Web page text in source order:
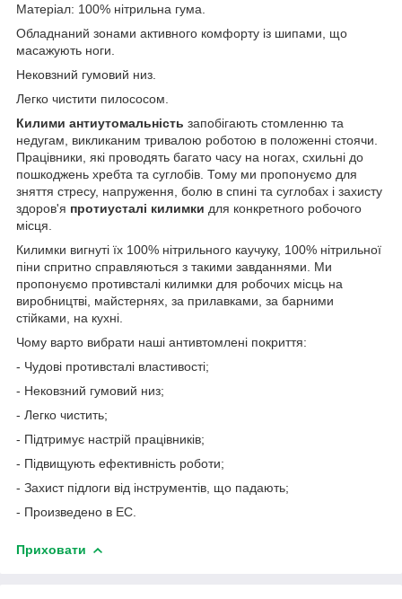
Матеріал: 100% нітрильна гума.
Обладнаний зонами активного комфорту із шипами, що
масажують ноги.
Нековзний гумовий низ.
Легко чистити пилососом.
Килими антиутомальність запобігають стомленню та
недугам, викликаним тривалою роботою в положенні стоячи.
Працівники, які проводять багато часу на ногах, схильні до
пошкоджень хребта та суглобів. Тому ми пропонуємо для
зняття стресу, напруження, болю в спині та суглобах і захисту
здоров'я протиусталі килимки для конкретного робочого
місця.
Килимки вигнуті їх 100% нітрильного каучуку, 100% нітрильної
піни спритно справляються з такими завданнями. Ми
пропонуємо противсталі килимки для робочих місць на
виробництві, майстернях, за прилавками, за барними
стійками, на кухні.
Чому варто вибрати наші антивтомлені покриття:
- Чудові противсталі властивості;
- Нековзний гумовий низ;
- Легко чистить;
- Підтримує настрій працівників;
- Підвищують ефективність роботи;
- Захист підлоги від інструментів, що падають;
- Произведено в ЕС.
Приховати